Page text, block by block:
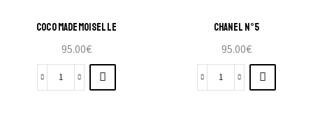
COCO MADEMOISELLE
95.00€
CHANEL N°5
95.00€